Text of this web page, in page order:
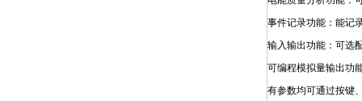
事件记录功能：能记
输入输出功能：可选
可编程模拟量输出功
有参数均可通过按键